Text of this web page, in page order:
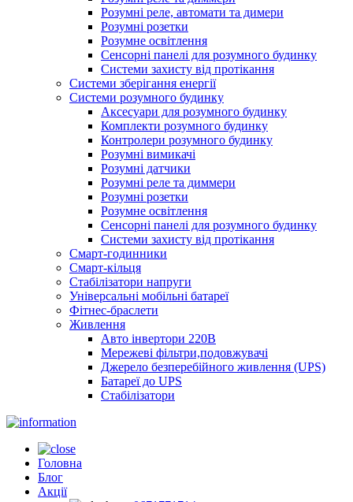
Розумні реле, автомати та димери
Розумні розетки
Розумне освітлення
Сенсорні панелі для розумного будинку
Системи захисту від протікання
Системи зберігання енергії
Системи розумного будинку
Аксесуари для розумного будинку
Комплекти розумного будинку
Контролери розумного будинку
Розумні вимикачі
Розумні датчики
Розумні реле та диммери
Розумні розетки
Розумне освітлення
Сенсорні панелі для розумного будинку
Системи захисту від протікання
Смарт-годинники
Смарт-кільця
Стабілізатори напруги
Універсальні мобільні батареї
Фітнес-браслети
Живлення
Авто інвертори 220В
Мережеві фільтри,подовжувачі
Джерело безперебійного живлення (UPS)
Батареї до UPS
Стабілізатори
Головна
Блог
Акції